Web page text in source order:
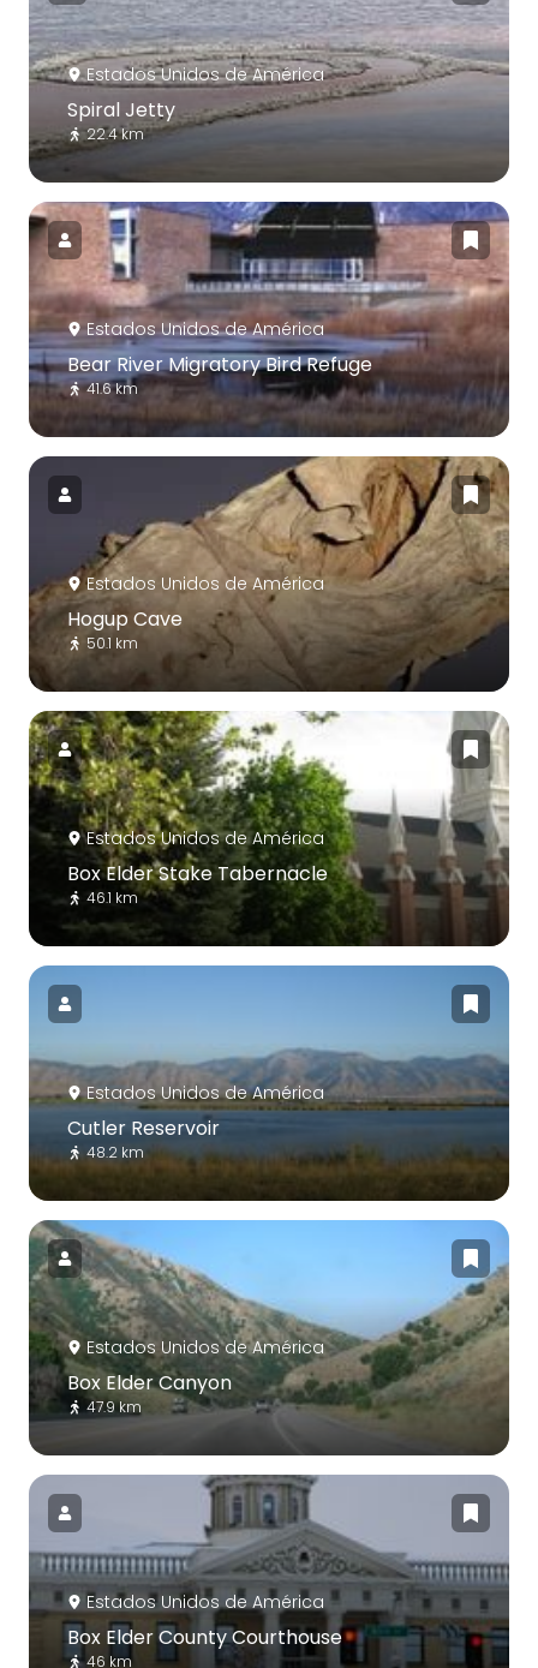
Estados Unidos de América
Spiral Jetty
22.4 km
Estados Unidos de América
Bear River Migratory Bird Refuge
41.6 km
Estados Unidos de América
Hogup Cave
50.1 km
Estados Unidos de América
Box Elder Stake Tabernacle
46.1 km
Estados Unidos de América
Cutler Reservoir
48.2 km
Estados Unidos de América
Box Elder Canyon
47.9 km
Estados Unidos de América
Box Elder County Courthouse
46 km